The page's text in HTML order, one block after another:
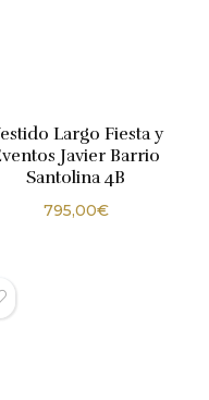
Largo Fiesta y
Javier Barrio
Santolina 4B
795,00€